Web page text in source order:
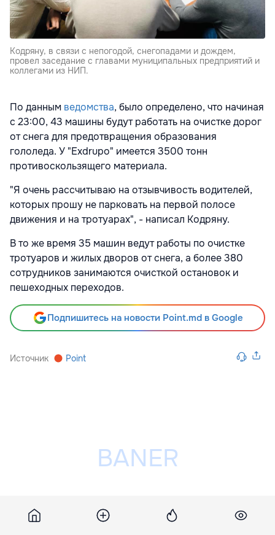
Кодряну, в связи с непогодой, снегопадами и дождем,
провел заседание с главами муниципальных предприятий и
коллегами из НИП.
По данным ведомства, было определено, что начиная
с 23:00, 43 машины будут работать на очистке дорог
от снега для предотвращения образования
гололеда. У "Exdrupo" имеется 3500 тонн
противоскользящего материала.
"Я очень рассчитываю на отзывчивость водителей,
которых прошу не парковать на первой полосе
движения и на тротуарах", - написал Кодряну.
В то же время 35 машин ведут работы по очистке
тротуаров и жилых дворов от снега, а более 380
сотрудников занимаются очисткой остановок и
пешеходных переходов.
Подпишитесь на новости Point.md в Google
Источник Point